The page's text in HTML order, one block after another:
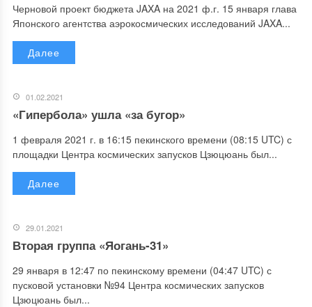
Черновой проект бюджета JAXA на 2021 ф.г. 15 января глава
Японского агентства аэрокосмических исследований JAXA...
Далее
01.02.2021
«Гипербола» ушла «за бугор»
1 февраля 2021 г. в 16:15 пекинского времени (08:15 UTC) с
площадки Центра космических запусков Цзюцюань был...
Далее
29.01.2021
Вторая группа «Яогань-31»
29 января в 12:47 по пекинскому времени (04:47 UTC) с
пусковой установки №94 Центра космических запусков
Цзюцюань был...